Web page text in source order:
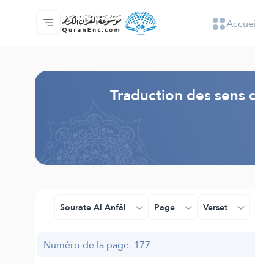
Accueil
Index des traductions
Audio
Services des développeurs du site -
Autour du projet
Nous contacter
Langue
Traduction des sens
Sourate Al Anfâl Page Verset
Numéro de la page: 177